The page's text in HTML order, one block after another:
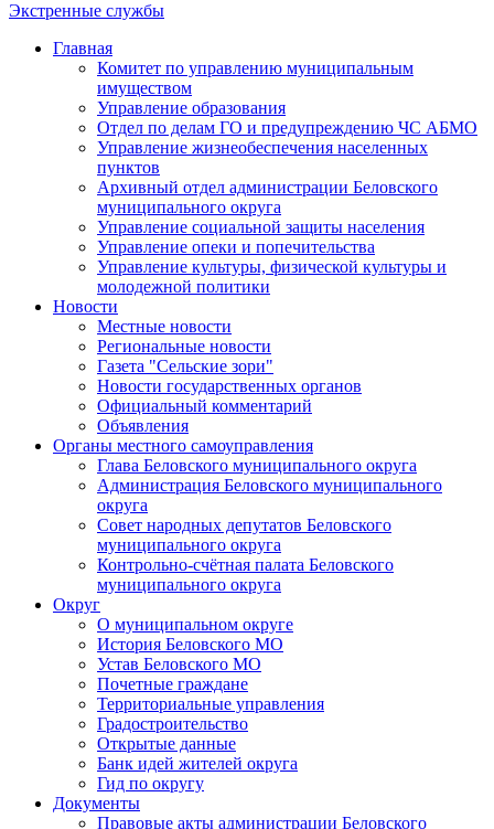
Экстренные службы
Главная
Комитет по управлению муниципальным
имуществом
Управление образования
Отдел по делам ГО и предупреждению ЧС АБМО
Управление жизнеобеспечения населенных
пунктов
Архивный отдел администрации Беловского
муниципального округа
Управление социальной защиты населения
Управление опеки и попечительства
Управление культуры, физической культуры и
молодежной политики
Новости
Местные новости
Региональные новости
Газета "Сельские зори"
Новости государственных органов
Официальный комментарий
Объявления
Органы местного самоуправления
Глава Беловского муниципального округа
Администрация Беловского муниципального
округа
Совет народных депутатов Беловского
муниципального округа
Контрольно-счётная палата Беловского
муниципального округа
Округ
О муниципальном округе
История Беловского МО
Устав Беловского МО
Почетные граждане
Территориальные управления
Градостроительство
Открытые данные
Банк идей жителей округа
Гид по округу
Документы
Правовые акты администрации Беловского